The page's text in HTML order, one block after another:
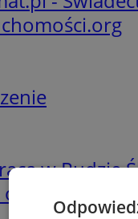
w Rudzie
pracy